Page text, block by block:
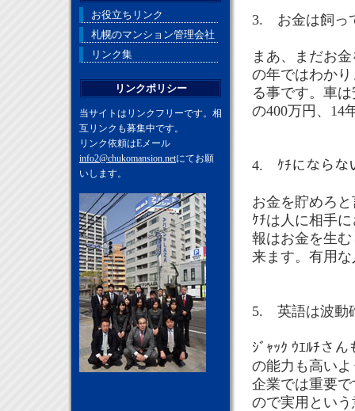
3. お金は飼っ
まあ、まだお
の年ではわか
る事です。車
の400万円、14
4. ｹﾁにならな
お金を貯めろ
ｹﾁは人に相手
報はお金を生
来ます。有用
5. 英語は波動
ｼﾞｬｯｸ ｳｴﾙﾁさ
の能力も高い
企業では重要
ので実用とい
お役立ちリンク
札幌のマンション管理会社
リンク集
リンクポリシー
当サイトはリンクフリーです。相
互リンクも募集中です。
リンク依頼はEメール
info2@chukomansion.netにてお願
いします。